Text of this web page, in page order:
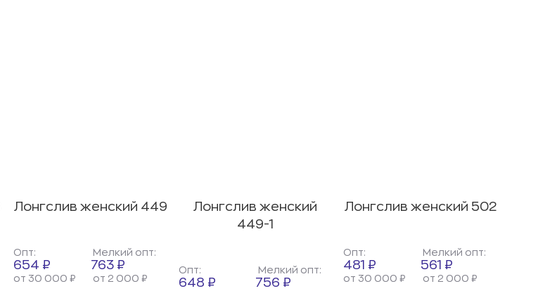
Лонгслив женский 449
Опт: Мелкий опт:
654 ₽ 763 ₽
от 30 000 ₽ от 2 000 ₽
Лонгслив женский
449-1
Опт: Мелкий опт:
648 ₽ 756 ₽
Лонгслив женский 502
Опт: Мелкий опт:
481 ₽ 561 ₽
от 30 000 ₽ от 2 000 ₽